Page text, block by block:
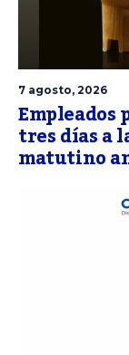
7 agosto, 2026
Empleados
tres días a
matutino